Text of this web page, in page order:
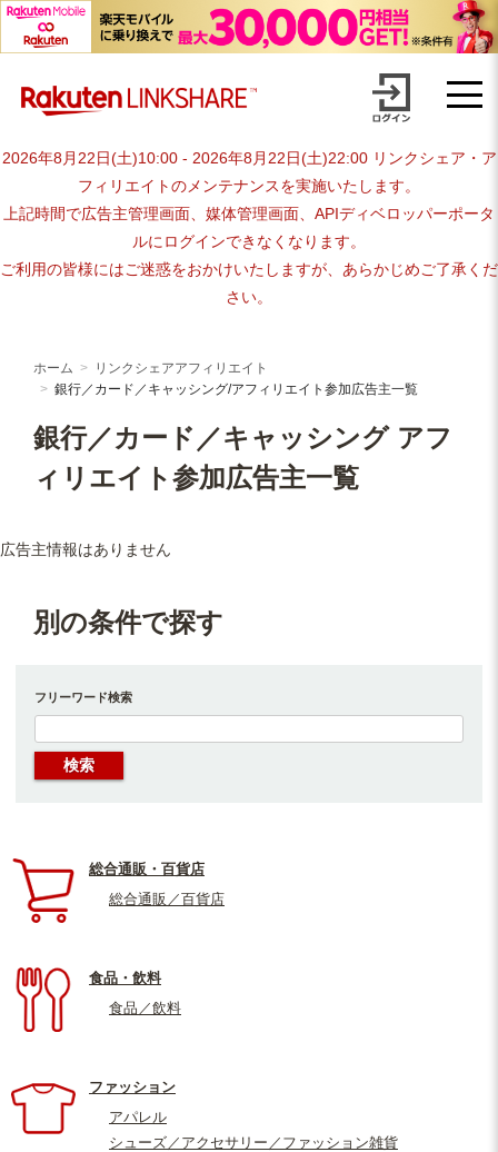
【1円からお支払い可能】アフィリエイトならリンクシェア・ジャパ
2026年8月22日(土)10:00 - 2026年8月22日(土)22:00 リンクシェア・ア
フィリエイトのメンテナンスを実施いたします。
上記時間で広告主管理画面、媒体管理画面、APIディベロッパーポータ
ルにログインできなくなります。
ご利用の皆様にはご迷惑をおかけいたしますが、あらかじめご了承くだ
さい。
ホーム
リンクシェアアフィリエイト
銀行／カード／キャッシング/アフィリエイト参加広告主一覧
銀行／カード／キャッシング アフ
ィリエイト参加広告主一覧
広告主情報はありません
別の条件で探す
フリーワード検索
総合通販・百貨店
総合通販／百貨店
食品・飲料
食品／飲料
ファッション
アパレル
シューズ／アクセサリー／ファッション雑貨